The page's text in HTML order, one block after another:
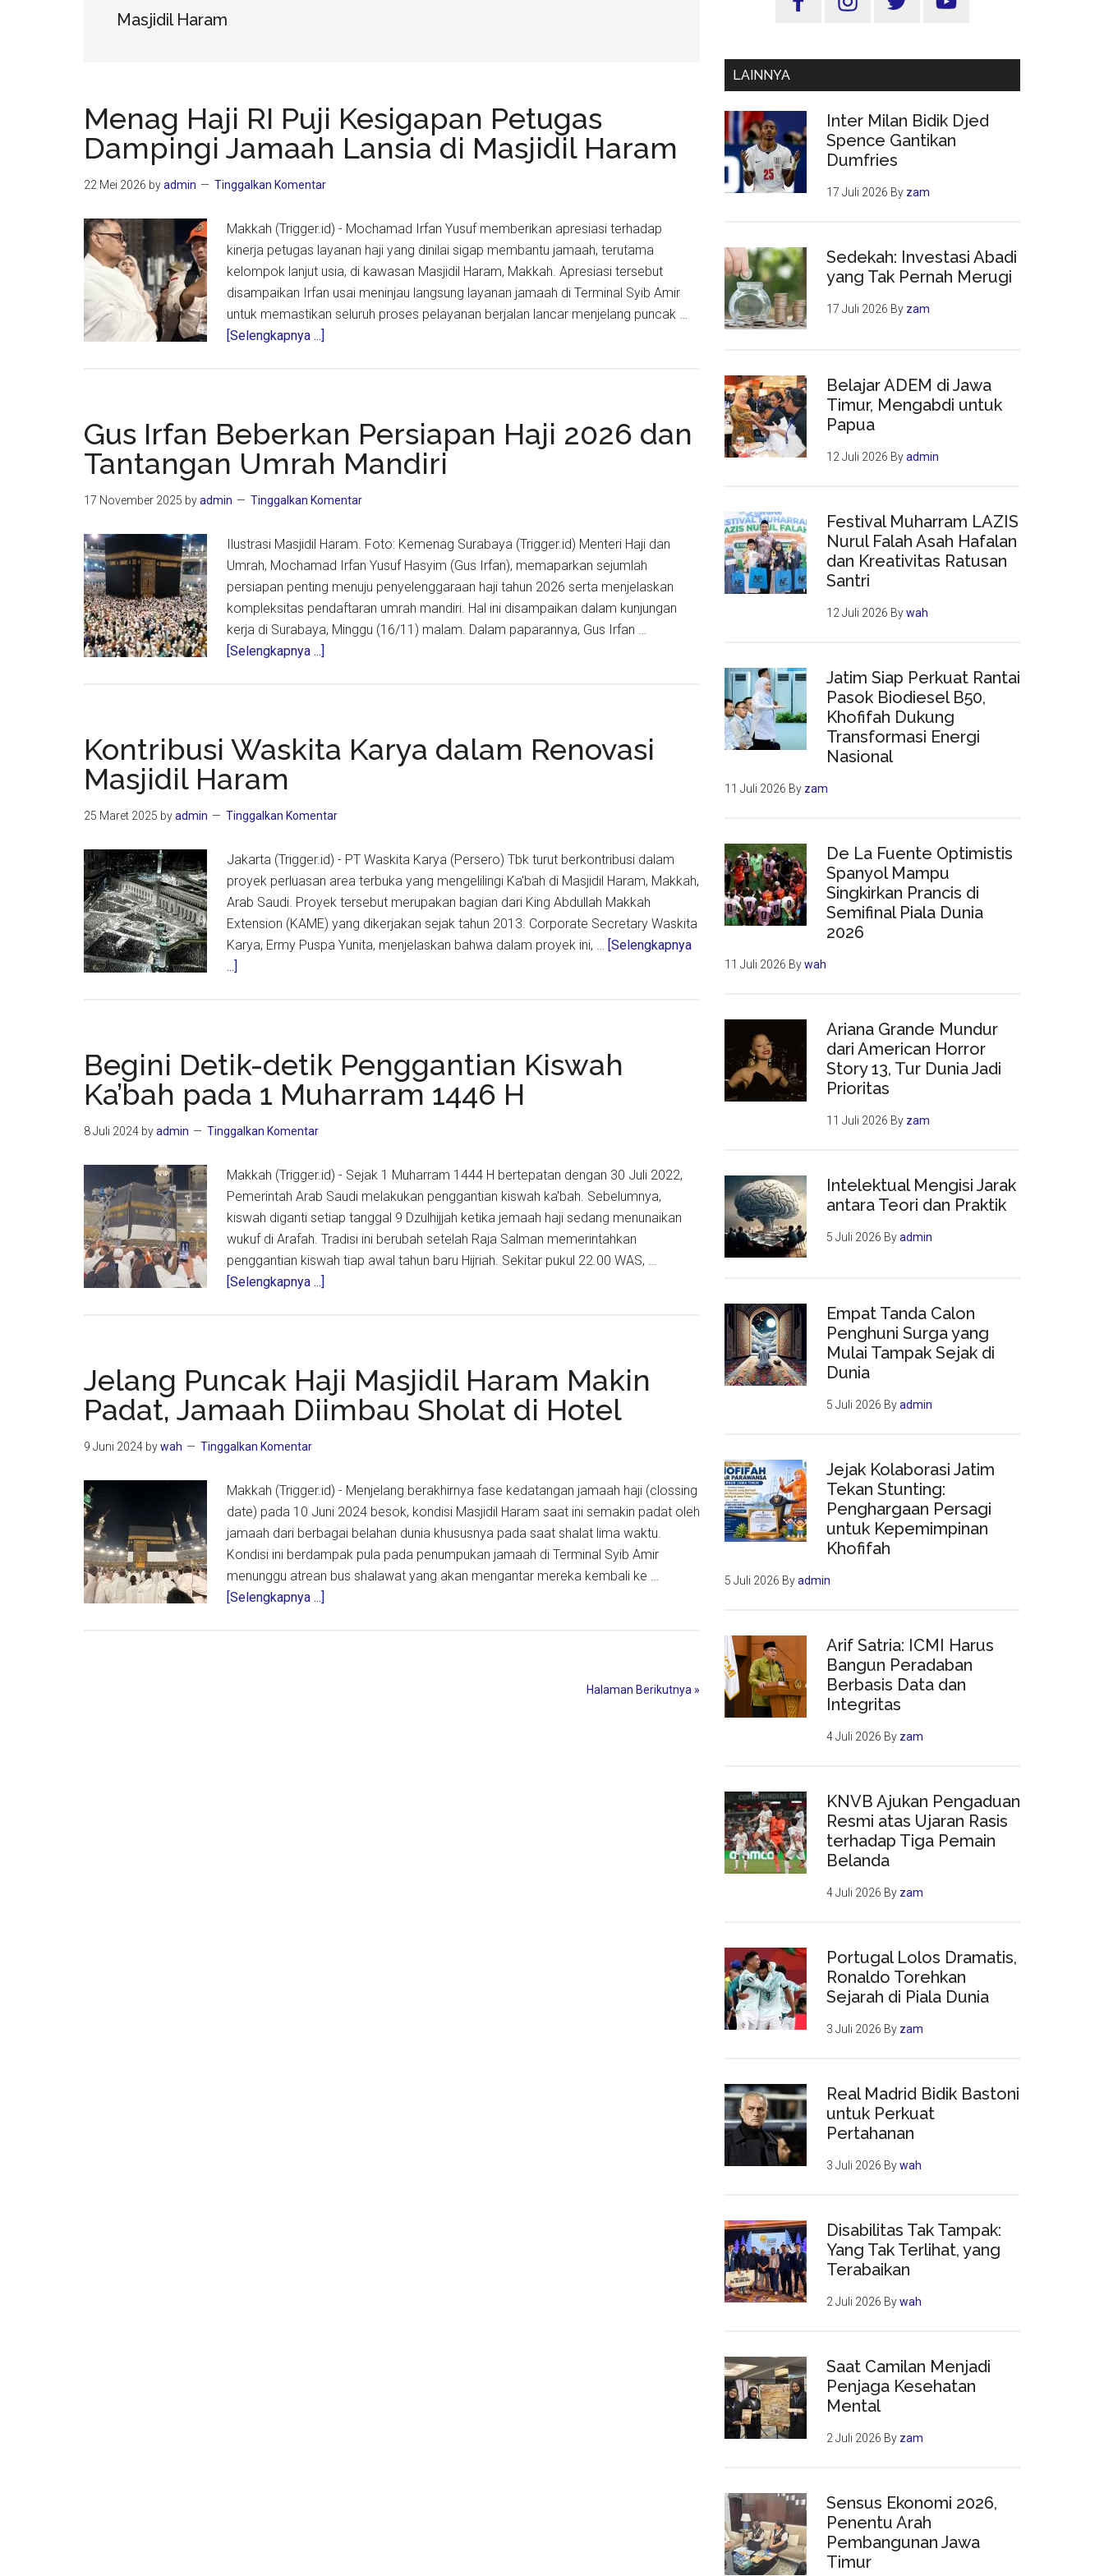
Masjidil Haram
Menag Haji RI Puji Kesigapan Petugas
Dampingi Jamaah Lansia di Masjidil Haram
22 Mei 2026 byadmin Tinggalkan Komentar
Makkah (Trigger.id) - Mochamad Irfan Yusuf memberikan apresiasi terhadap
kinerja petugas layanan haji yang dinilai sigap membantu jamaah, terutama
kelompok lanjut usia, di kawasan Masjidil Haram, Makkah. Apresiasi tersebut
disampaikan Irfan usai meninjau langsung layanan jamaah di Terminal Syib Amir
untuk memastikan seluruh proses pelayanan berjalan lancar menjelang puncak …
[Selengkapnya ...]
Kesigapan
Petugas
Jamaah
di
Masjidil
Haram
Gus Irfan Beberkan Persiapan Haji 2026 dan
Tantangan Umrah Mandiri
17 November 2025 byadmin Tinggalkan Komentar
Ilustrasi Masjidil Haram. Foto: Kemenag Surabaya (Trigger.id) Menteri Haji dan
Umrah, Mochamad Irfan Yusuf Hasyim (Gus Irfan), memaparkan sejumlah
persiapan penting menuju penyelenggaraan haji tahun 2026 serta menjelaskan
kompleksitas pendaftaran umrah mandiri. Hal ini disampaikan dalam kunjungan
kerja di Surabaya, Minggu (16/11) malam. Dalam paparannya, Gus Irfan …
[Selengkapnya ...]
Persiapan
Haji
Tantangan
Mandiri
Kontribusi Waskita Karya dalam Renovasi
Masjidil Haram
25 Maret 2025 byadmin Tinggalkan Komentar
Jakarta (Trigger.id) - PT Waskita Karya (Persero) Tbk turut berkontribusi dalam
proyek perluasan area terbuka yang mengelilingi Ka'bah di Masjidil Haram, Makkah,
Arab Saudi. Proyek tersebut merupakan bagian dari King Abdullah Makkah
Extension (KAME) yang dikerjakan sejak tahun 2013. Corporate Secretary Waskita
Karya, Ermy Puspa Yunita, menjelaskan bahwa dalam proyek ini, … [Selengkapnya
...]
dalam
Renovasi
Masjidil
Begini Detik-detik Penggantian Kiswah
Ka’bah pada 1 Muharram 1446 H
8 Juli 2024 byadmin Tinggalkan Komentar
Makkah (Trigger.id) - Sejak 1 Muharram 1444 H bertepatan dengan 30 Juli 2022,
Pemerintah Arab Saudi melakukan penggantian kiswah ka'bah. Sebelumnya,
kiswah diganti setiap tanggal 9 Dzulhijjah ketika jemaah haji sedang menunaikan
wukuf di Arafah. Tradisi ini berubah setelah Raja Salman memerintahkan
penggantian kiswah tiap awal tahun baru Hijriah. Sekitar pukul 22.00 WAS, …
[Selengkapnya ...]
Penggantian
Kiswah
Ka’bah
1446
H
Jelang Puncak Haji Masjidil Haram Makin
Padat, Jamaah Diimbau Sholat di Hotel
9 Juni 2024 bywah Tinggalkan Komentar
Makkah (Trigger.id) - Menjelang berakhirnya fase kedatangan jamaah haji (clossing
date) pada 10 Juni 2024 besok, kondisi Masjidil Haram saat ini semakin padat oleh
jamaah dari berbagai belahan dunia khususnya pada saat shalat lima waktu.
Kondisi ini berdampak pula pada penumpukan jamaah di Terminal Syib Amir
menunggu atrean bus shalawat yang akan mengantar mereka kembali ke …
[Selengkapnya ...]
Halaman Berikutnya »
Utama
LAINNYA
Inter Milan Bidik Djed
Spence Gantikan
Dumfries
17 Juli 2026 By zam
Sedekah: Investasi Abadi
yang Tak Pernah Merugi
17 Juli 2026 By zam
Belajar ADEM di Jawa
Timur, Mengabdi untuk
Papua
12 Juli 2026 Byadmin
Festival Muharram LAZIS
Nurul Falah Asah Hafalan
dan Kreativitas Ratusan
Santri
12 Juli 2026 Bywah
Jatim Siap Perkuat Rantai
Pasok Biodiesel B50,
Khofifah Dukung
Transformasi Energi
Nasional
11 Juli 2026 By zam
De La Fuente Optimistis
Spanyol Mampu
Singkirkan Prancis di
Semifinal Piala Dunia
2026
11 Juli 2026 Bywah
Ariana Grande Mundur
dari American Horror
Story 13, Tur Dunia Jadi
Prioritas
11 Juli 2026 By zam
Intelektual Mengisi Jarak
antara Teori dan Praktik
5 Juli 2026 Byadmin
Empat Tanda Calon
Penghuni Surga yang
Mulai Tampak Sejak di
Dunia
5 Juli 2026 Byadmin
Jejak Kolaborasi Jatim
Tekan Stunting:
Penghargaan Persagi
untuk Kepemimpinan
Khofifah
5 Juli 2026 Byadmin
Arif Satria: ICMI Harus
Bangun Peradaban
Berbasis Data dan
Integritas
4 Juli 2026 By zam
KNVB Ajukan Pengaduan
Resmi atas Ujaran Rasis
terhadap Tiga Pemain
Belanda
4 Juli 2026 By zam
Portugal Lolos Dramatis,
Ronaldo Torehkan
Sejarah di Piala Dunia
3 Juli 2026 By zam
Real Madrid Bidik Bastoni
untuk Perkuat
Pertahanan
3 Juli 2026 Bywah
Disabilitas Tak Tampak:
Yang Tak Terlihat, yang
Terabaikan
2 Juli 2026 Bywah
Saat Camilan Menjadi
Penjaga Kesehatan
Mental
2 Juli 2026 By zam
Sensus Ekonomi 2026,
Penentu Arah
Pembangunan Jawa
Timur